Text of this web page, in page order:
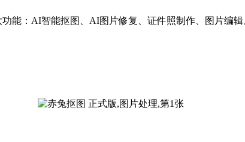
能：AI智能抠图、AI图片修复、证件照制作、图片编